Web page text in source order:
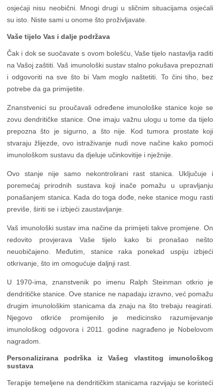
osjećaji nisu neobični. Mnogi drugi u sličnim situacijama osjećali
su isto. Niste sami u onome što proživljavate.
Vaše tijelo Vas i dalje podržava
Čak i dok se suočavate s ovom bolešću, Vaše tijelo nastavlja raditi
na Vašoj zaštiti. Vaš imunološki sustav stalno pokušava prepoznati
i odgovoriti na sve što bi Vam moglo naštetiti. To čini tiho, bez
potrebe da ga primijetite.
Znanstvenici su proučavali određene imunološke stanice koje se
zovu dendritičke stanice. One imaju važnu ulogu u tome da tijelo
prepozna što je sigurno, a što nije. Kod tumora prostate koji
stvaraju žlijezde, ovo istraživanje nudi nove načine kako pomoći
imunološkom sustavu da djeluje učinkovitije i nježnije.
Ovo stanje nije samo nekontrolirani rast stanica. Uključuje i
poremećaj prirodnih sustava koji inače pomažu u upravljanju
ponašanjem stanica. Kada do toga dođe, neke stanice mogu rasti
previše, širiti se i izbjeći zaustavljanje.
Vaš imunološki sustav ima načine da primijeti takve promjene. On
redovito provjerava Vaše tijelo kako bi pronašao nešto
neuobičajeno. Međutim, stanice raka ponekad uspiju izbjeći
otkrivanje, što im omogućuje daljnji rast.
U 1970-ima, znanstvenik po imenu Ralph Steinman otkrio je
dendritičke stanice. Ove stanice ne napadaju izravno, već pomažu
drugim imunološkim stanicama da znaju na što trebaju reagirati.
Njegovo otkriće promijenilo je medicinsko razumijevanje
imunološkog odgovora i 2011. godine nagrađeno je Nobelovom
nagradom.
Personalizirana podrška iz Vašeg vlastitog imunološkog
sustava
Terapije temeljene na dendritičkim stanicama razvijaju se koristeći